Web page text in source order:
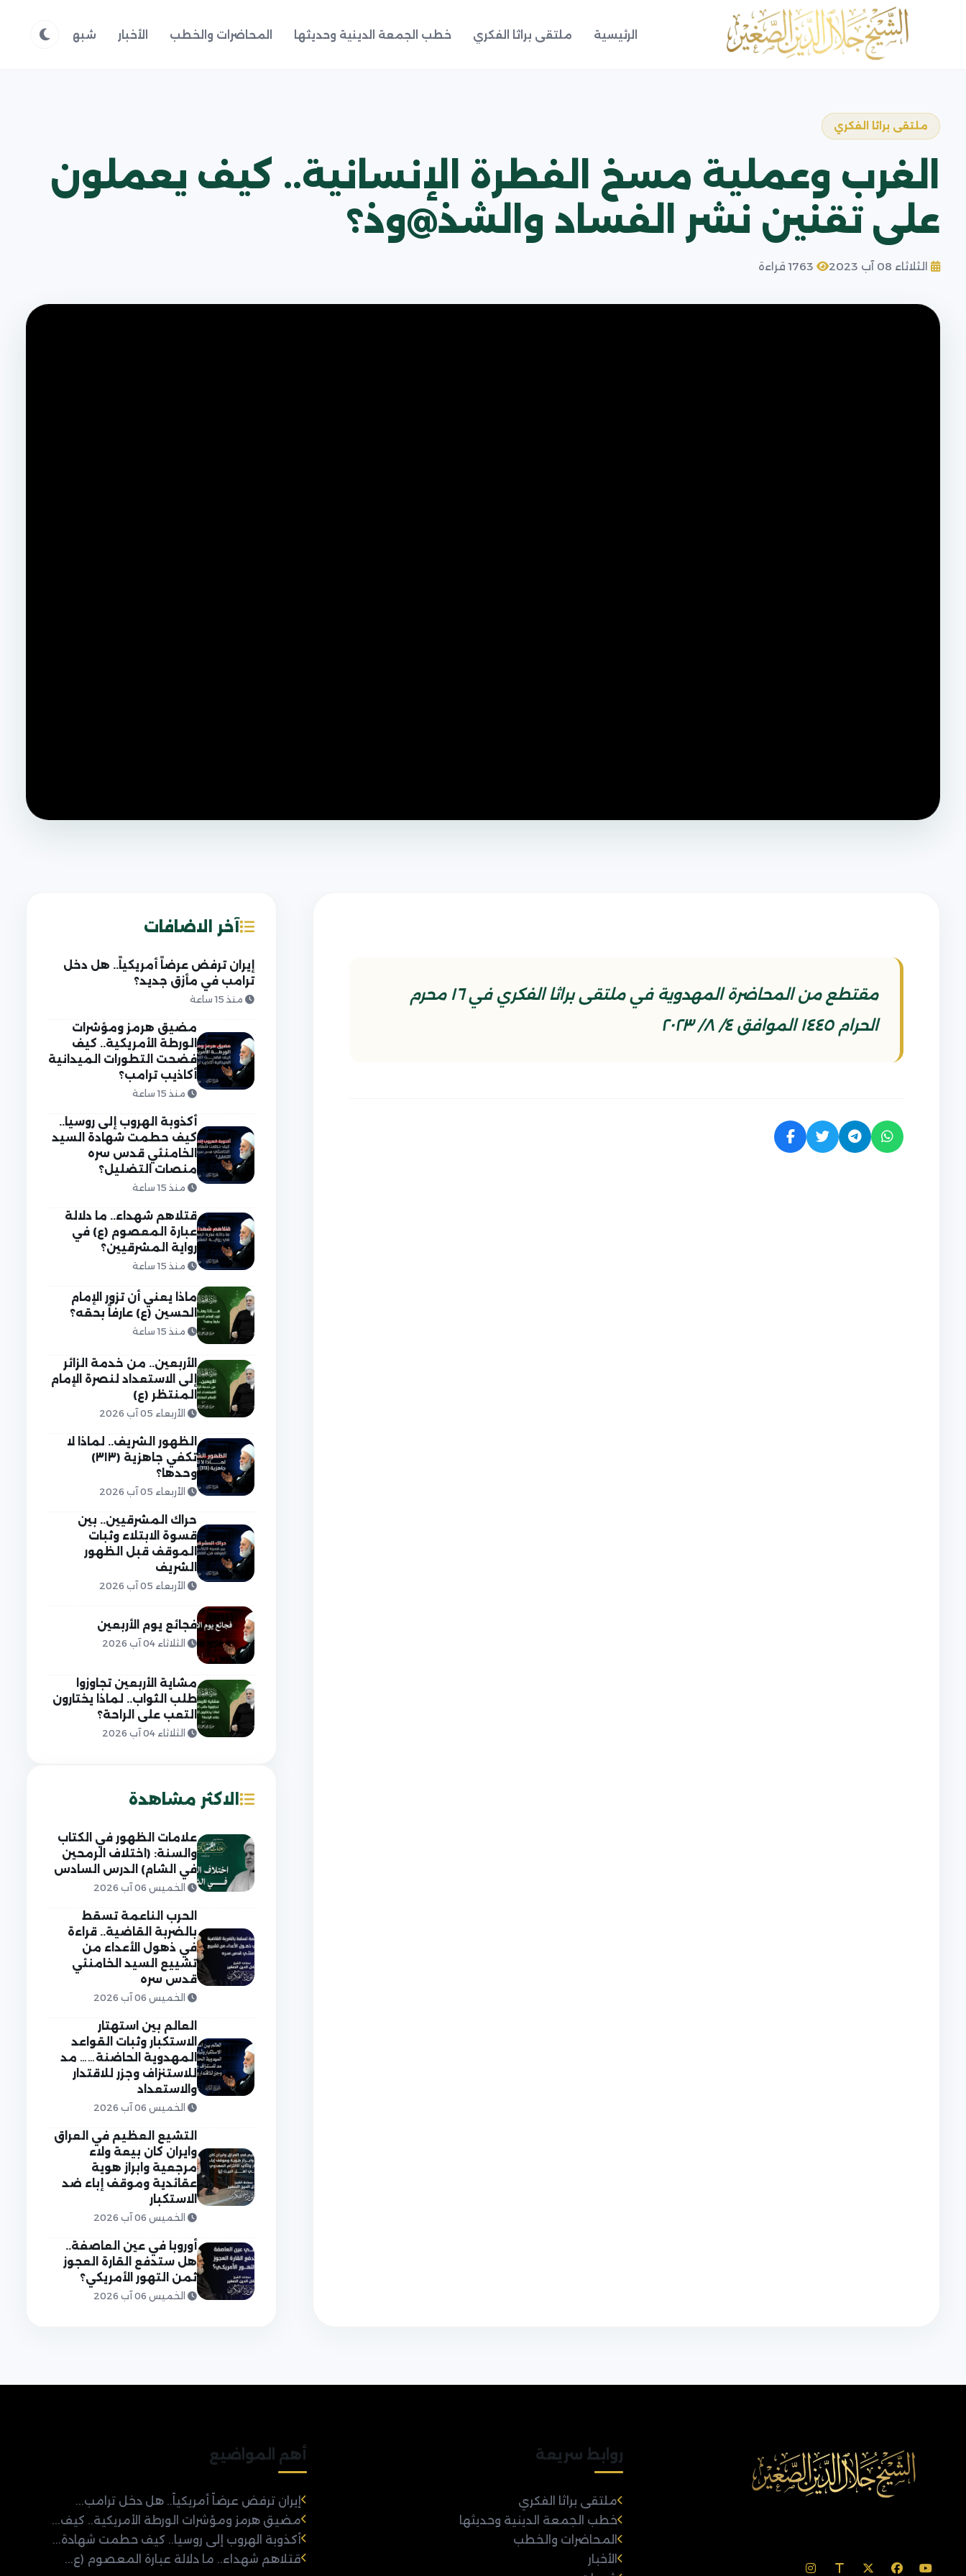
الرئيسية ملتقى براثا الفكري خطب الجمعة الدينية وحديثها المحاضرات والخطب الأخبار شبهات وردود
ملتقى براثا الفكري
الغرب وعملية مسخ الفطرة الإنسانية.. كيف يعملون
على تقنين نشر الفساد والشذ@وذ؟
الثلاثاء 08 آب 2023
مقتطع من المحاضرة المهدوية في ملتقى براثا الفكري في ١٦ محرم
الحرام ١٤٤٥ الموافق ٤/ ٨/ ٢٠٢٣
آخر الاضافات
إيران ترفض عرضاً أمريكياً.. هل دخل
ترامب في مأزق جديد؟
منذ 15 ساعة
مضيق هرمز ومؤشرات
الورطة الأمريكية.. كيف
فضحت التطورات الميدانية
أكاذيب ترامب؟
منذ 15 ساعة
أكذوبة الهروب إلى روسيا..
كيف حطمت شهادة السيد
الخامنئي قدس سره
منصات التضليل؟
منذ 15 ساعة
قتلاهم شهداء.. ما دلالة
عبارة المعصوم (ع) في
رواية المشرقيين؟
منذ 15 ساعة
ماذا يعني أن تزور الإمام
الحسين (ع) عارفاً بحقه؟
منذ 15 ساعة
الأربعين.. من خدمة الزائر
إلى الاستعداد لنصرة الإمام
المنتظر (ع)
الأربعاء 05 آب 2026
الظهور الشريف.. لماذا لا
تكفي جاهزية (٣١٣)
وحدها؟
الأربعاء 05 آب 2026
حراك المشرقيين.. بين
قسوة الابتلاء وثبات
الموقف قبل الظهور
الشريف
الأربعاء 05 آب 2026
فجائع يوم الأربعين
الثلاثاء 04 آب 2026
مشاية الأربعين تجاوزوا
طلب الثواب.. لماذا يختارون
التعب على الراحة؟
الثلاثاء 04 آب 2026
الاكثر مشاهدة
علامات الظهور في الكتاب
والسنة: (اختلاف الرمحين
في الشام) الدرس السادس
الخميس 06 آب 2026
الحرب الناعمة تسقط
بالضربة القاضية.. قراءة
في ذهول الأعداء من
تشييع السيد الخامنئي
قدس سره
الخميس 06 آب 2026
العالم بين استهتار
الاستكبار وثبات القواعد
المهدوية الحاضنة…… مد
للاستنزاف وجزر للاقتدار
والاستعداد
الخميس 06 آب 2026
التشيع العظيم في العراق
وايران كان بيعة ولاء
مرجعية وابراز هوية
عقائدية وموقف إباء ضد
الاستكبار
الخميس 06 آب 2026
أوروبا في عين العاصفة..
هل ستدفع القارة العجوز
ثمن التهور الأمريكي؟
الخميس 06 آب 2026
روابط سريعة
ملتقى براثا الفكري
خطب الجمعة الدينية وحديثها
المحاضرات والخطب
الأخبار
أهم المواضيع
إيران ترفض عرضاً أمريكياً.. هل دخل ترامب...
مضيق هرمز ومؤشرات الورطة الأمريكية.. كيف...
أكذوبة الهروب إلى روسيا.. كيف حطمت شهادة...
قتلاهم شهداء.. ما دلالة عبارة المعصوم (ع...